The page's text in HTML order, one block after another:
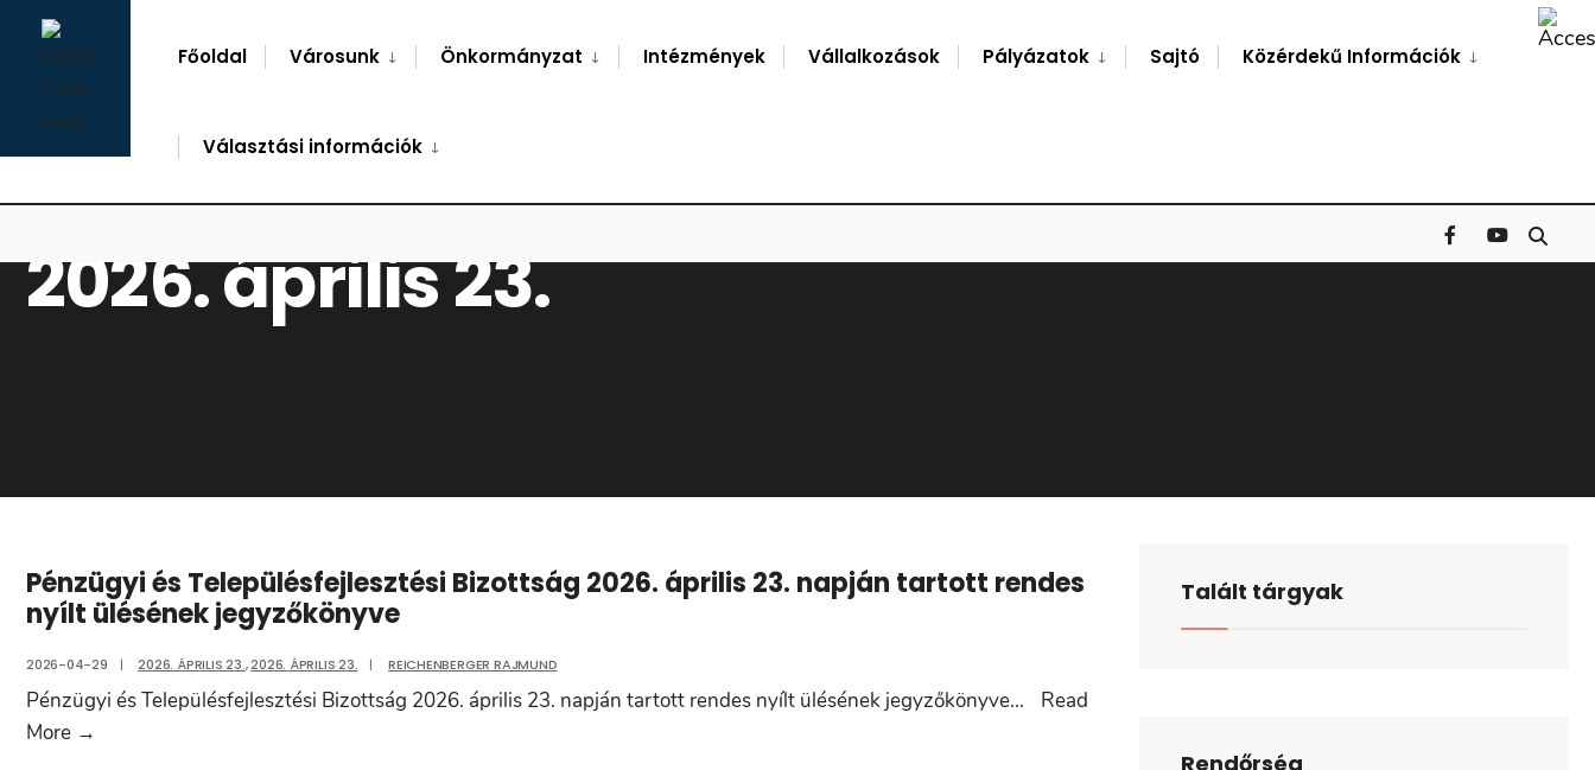
Skip
content
Főoldal Városunk Önkormányzat Intézmények Vállalkozások Pályázatok Sajtó Közérdekű Információk
Választási információk
2026. április 23.
Pénzügyi és Településfejlesztési Bizottság 2026. április 23. napján tartott rendes
nyílt ülésének jegyzőkönyve
2026-04-29 | 2026. ÁPRILIS 23.,2026. ÁPRILIS 23. | REICHENBERGER RAJMUND
Pénzügyi és Településfejlesztési Bizottság 2026. április 23. napján tartott rendes nyílt ülésének jegyzőkönyve...
Read
More →
Talált tárgyak
Rendőrség
Window